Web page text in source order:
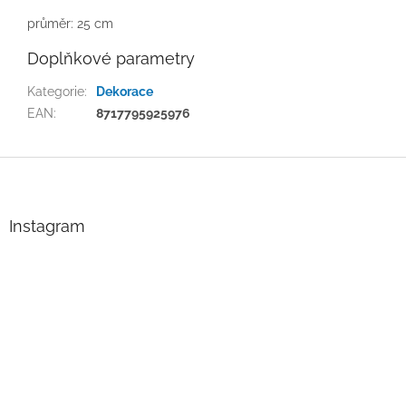
průměr: 25 cm
Doplňkové parametry
Kategorie:
Dekorace
EAN: 8717795925976
Instagram